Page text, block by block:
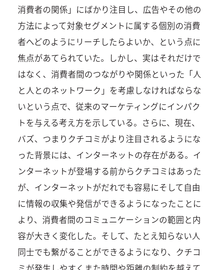
消費者の関係」にばかり注目し、広告やその他の
方法によって対象セグメントに属する個別の消費
者へどのようにリーチしたらよいか、という点に
焦点があてられていた。しかし、実はそれだけで
はなく、消費者間のつながりや関係といった「人
と人とのネットワーク」を考慮しなければならな
いという点で、従来のマーケティングにインパク
トを与える考え方を示している。さらに、現在、
バズ、つまりクチコミがより注目されるようにな
った背景には、インターネットの存在がある。イ
ンターネットが登場する前からクチコミはあった
が、インターネットがだれでも容易にそして自由
に情報の収集や発信ができるようになったことに
より、消費者間のコミュニケーションの範囲と内
容が大きく変化した。そして、たとえ知らない人
同士でも繋がることができるようになり、クチコ